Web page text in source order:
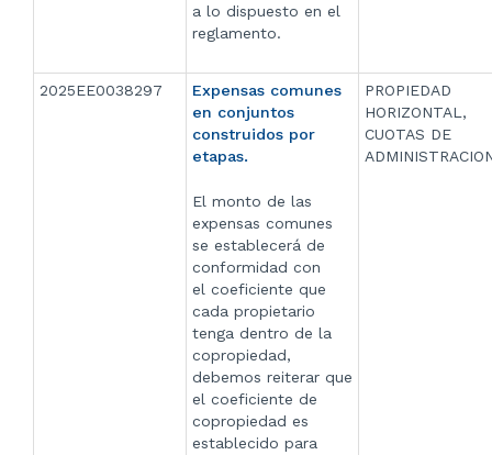
a lo dispuesto en el
reglamento.
2025EE0038297
Expensas comunes
en conjuntos
construidos por
etapas.
El monto de las
expensas comunes
se establecerá de
conformidad con
el coeficiente que
cada propietario
tenga dentro de la
copropiedad,
debemos reiterar que
el coeficiente de
copropiedad es
establecido para
PROPIEDAD
HORIZONTAL,
CUOTAS DE